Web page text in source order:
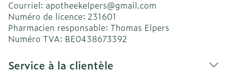
Courriel: apotheekelpers@gmail.com
Numéro de licence: 231601
Pharmacien responsable: Thomas Elpers
Numéro TVA: BE0438673392
Service à la clientèle